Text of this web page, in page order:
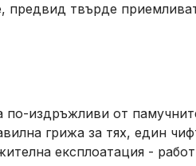
предвид твърде
по-издръжливи от
грижа за тях, един
експлоатация -